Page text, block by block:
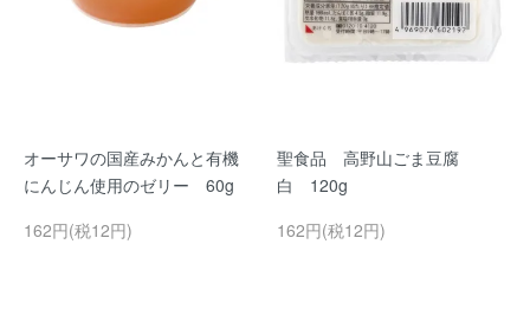
オーサワの国産みかんと有機
にんじん使用のゼリー 60g
162円(税12円)
聖食品 高野山ごま豆腐
白 120g
162円(税12円)